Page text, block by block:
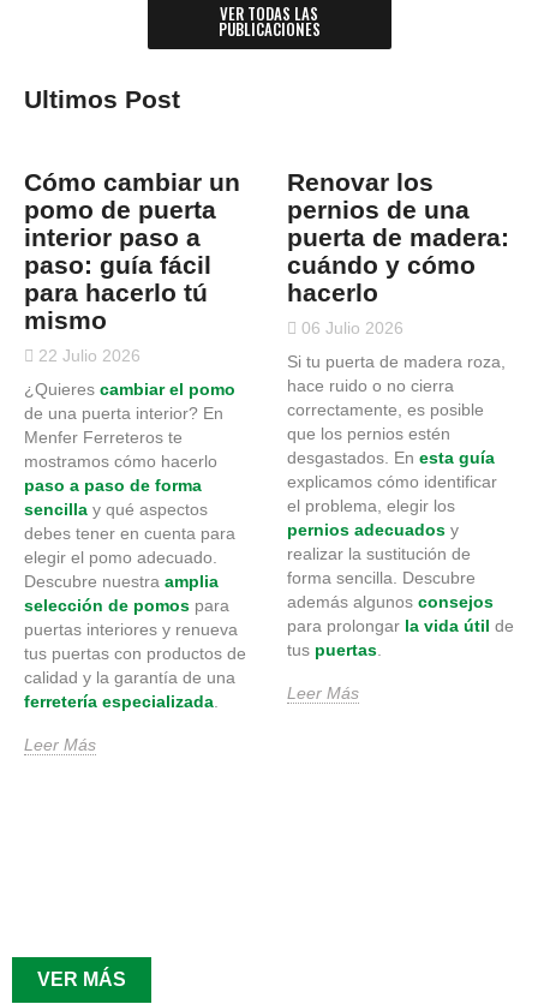
VER TODAS LAS
PUBLICACIONES
Ultimos Post
Cómo cambiar un
pomo de puerta
interior paso a
paso: guía fácil
para hacerlo tú
mismo
22 Julio 2026
¿Quieres cambiar el pomo
de una puerta interior? En
Menfer Ferreteros te
mostramos cómo hacerlo
paso a paso de forma
sencilla y qué aspectos
debes tener en cuenta para
elegir el pomo adecuado.
Descubre nuestra amplia
selección de pomos para
puertas interiores y renueva
tus puertas con productos de
calidad y la garantía de una
ferretería especializada.
Leer Más
Renovar los
pernios de una
puerta de madera:
cuándo y cómo
hacerlo
06 Julio 2026
Si tu puerta de madera roza,
hace ruido o no cierra
correctamente, es posible
que los pernios estén
desgastados. En esta guía
explicamos cómo identificar
el problema, elegir los
pernios adecuados y
realizar la sustitución de
forma sencilla. Descubre
además algunos consejos
para prolongar la vida útil de
tus puertas.
Leer Más
VER MÁS